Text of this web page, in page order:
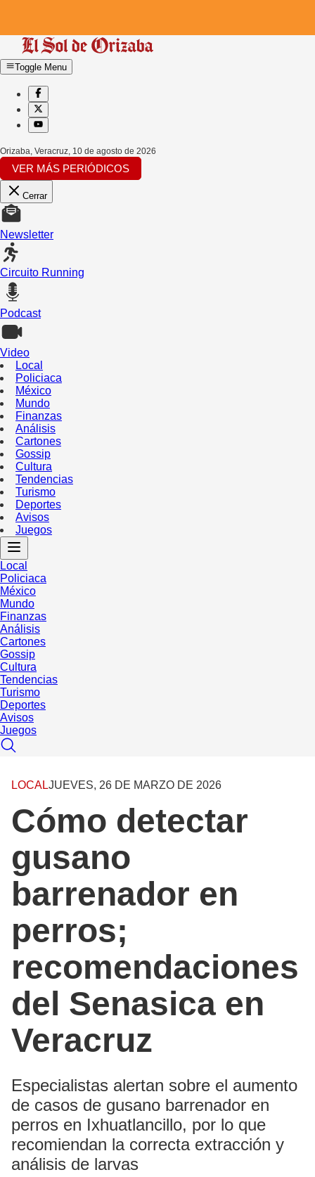
Toggle Menu
Orizaba, Veracruz, 10 de agosto de 2026
VER MÁS PERIÓDICOS
Cerrar
Newsletter
Circuito Running
Podcast
Video
Local
Policiaca
México
Mundo
Finanzas
Análisis
Cartones
Gossip
Cultura
Tendencias
Turismo
Deportes
Avisos
Juegos
Local
Policiaca
México
Mundo
Finanzas
Análisis
Cartones
Gossip
Cultura
Tendencias
Turismo
Deportes
Avisos
Juegos
LOCALJUEVES, 26 DE MARZO DE 2026
Cómo detectar
gusano
barrenador en
perros;
recomendaciones
del Senasica en
Veracruz
Especialistas alertan sobre el aumento
de casos de gusano barrenador en
perros en Ixhuatlancillo, por lo que
recomiendan la correcta extracción y
análisis de larvas